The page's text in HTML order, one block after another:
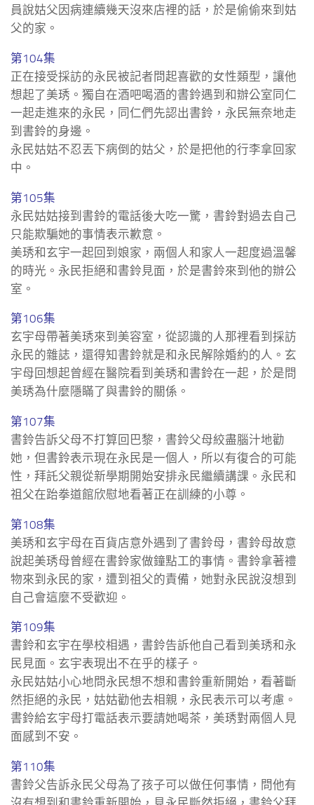
員說姑父因病連續幾天沒來店裡的話，於是偷偷來到姑
父的家。
第104集
正在接受採訪的永民被記者問起喜歡的女性類型，讓他
想起了美琇。獨自在酒吧喝酒的書鈴遇到和辦公室同仁
一起走進來的永民，同仁們先認出書鈴，永民無奈地走
到書鈴的身邊。
永民姑姑不忍丟下病倒的姑父，於是把他的行李拿回家
中。
第105集
永民姑姑接到書鈴的電話後大吃一驚，書鈴對過去自己
只能欺騙她的事情表示歉意。
美琇和玄宇一起回到娘家，兩個人和家人一起度過溫馨
的時光。永民拒絕和書鈴見面，於是書鈴來到他的辦公
室。
第106集
玄宇母帶著美琇來到美容室，從認識的人那裡看到採訪
永民的雜誌，還得知書鈴就是和永民解除婚約的人。玄
宇母回想起曾經在醫院看到美琇和書鈴在一起，於是問
美琇為什麼隱瞞了與書鈴的關係。
第107集
書鈴告訴父母不打算回巴黎，書鈴父母絞盡腦汁地勸
她，但書鈴表示現在永民是一個人，所以有復合的可能
性，拜託父親從新學期開始安排永民繼續講課。永民和
祖父在跆拳道館欣慰地看著正在訓練的小尊。
第108集
美琇和玄宇母在百貨店意外遇到了書鈴母，書鈴母故意
說起美琇母曾經在書鈴家做鐘點工的事情。書鈴拿著禮
物來到永民的家，遭到祖父的責備，她對永民說沒想到
自己會這麼不受歡迎。
第109集
書鈴和玄宇在學校相遇，書鈴告訴他自己看到美琇和永
民見面。玄宇表現出不在乎的樣子。
永民姑姑小心地問永民想不想和書鈴重新開始，看著斷
然拒絕的永民，姑姑勸他去相親，永民表示可以考慮。
書鈴給玄宇母打電話表示要請她喝茶，美琇對兩個人見
面感到不安。
第110集
書鈴父告訴永民父母為了孩子可以做任何事情，問他有